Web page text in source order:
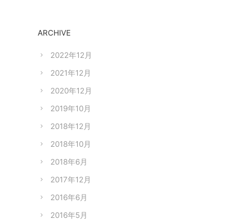
ARCHIVE
2022年12月
2021年12月
2020年12月
2019年10月
2018年12月
2018年10月
2018年6月
2017年12月
2016年6月
2016年5月